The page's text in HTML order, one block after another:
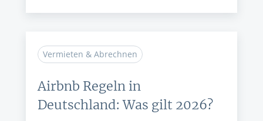
Vermieten & Abrechnen
Airbnb Regeln in
Deutschland: Was gilt 2026?